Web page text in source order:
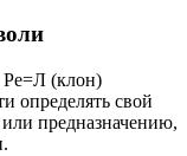
(клон)
определять свой
предназначению,